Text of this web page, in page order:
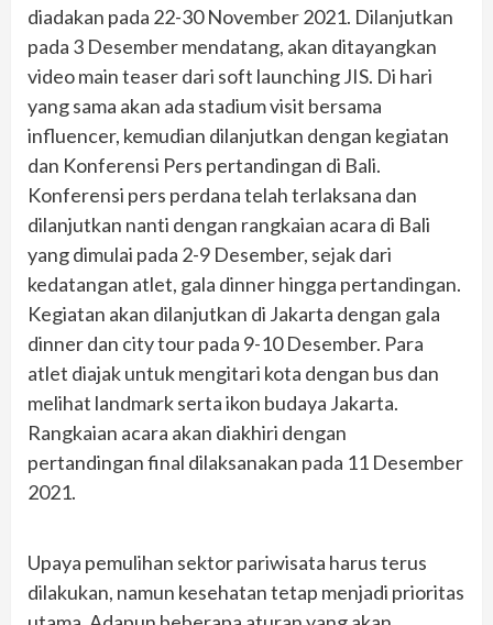
diadakan pada 22-30 November 2021. Dilanjutkan
pada 3 Desember mendatang, akan ditayangkan
video main teaser dari soft launching JIS. Di hari
yang sama akan ada stadium visit bersama
influencer, kemudian dilanjutkan dengan kegiatan
dan Konferensi Pers pertandingan di Bali.
Konferensi pers perdana telah terlaksana dan
dilanjutkan nanti dengan rangkaian acara di Bali
yang dimulai pada 2-9 Desember, sejak dari
kedatangan atlet, gala dinner hingga pertandingan.
Kegiatan akan dilanjutkan di Jakarta dengan gala
dinner dan city tour pada 9-10 Desember. Para
atlet diajak untuk mengitari kota dengan bus dan
melihat landmark serta ikon budaya Jakarta.
Rangkaian acara akan diakhiri dengan
pertandingan final dilaksanakan pada 11 Desember
2021.
Upaya pemulihan sektor pariwisata harus terus
dilakukan, namun kesehatan tetap menjadi prioritas